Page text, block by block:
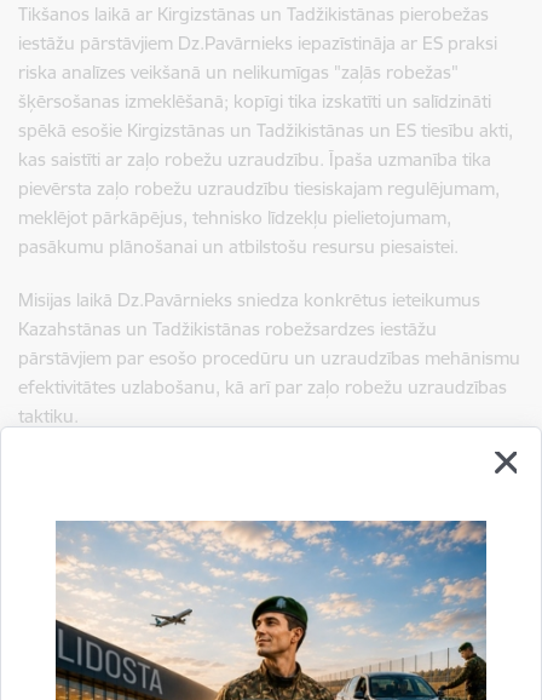
Tikšanos laikā ar Kirgizstānas un Tadžikistānas pierobežas
iestāžu pārstāvjiem Dz.Pavārnieks iepazīstināja ar ES praksi
riska analīzes veikšanā un nelikumīgas "zaļās robežas"
šķērsošanas izmeklēšanā; kopīgi tika izskatīti un salīdzināti
spēkā esošie Kirgizstānas un Tadžikistānas un ES tiesību akti,
kas saistīti ar zaļo robežu uzraudzību. Īpaša uzmanība tika
pievērsta zaļo robežu uzraudzību tiesiskajam regulējumam,
meklējot pārkāpējus, tehnisko līdzekļu pielietojumam,
pasākumu plānošanai un atbilstošu resursu piesaistei.
Misijas laikā Dz.Pavārnieks sniedza konkrētus ieteikumus
Kazahstānas un Tadžikistānas robežsardzes iestāžu
pārstāvjiem par esošo procedūru un uzraudzības mehānismu
efektivitātes uzlabošanu, kā arī par zaļo robežu uzraudzības
taktiku.
Inguna Neimane
VRS GP AP Starptautiskās sadarbības un protokola nodaļas
vecākā inspektore